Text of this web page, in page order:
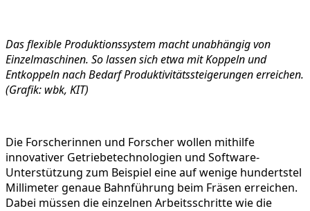
Das flexible Produktionssystem macht unabhängig von
Einzelmaschinen. So lassen sich etwa mit Koppeln und
Entkoppeln nach Bedarf Produktivitätssteigerungen erreichen.
(Grafik: wbk, KIT)
Die Forscherinnen und Forscher wollen mithilfe
innovativer Getriebetechnologien und Software-
Unterstützung zum Beispiel eine auf wenige hundertstel
Millimeter genaue Bahnführung beim Fräsen erreichen.
Dabei müssen die einzelnen Arbeitsschritte wie die